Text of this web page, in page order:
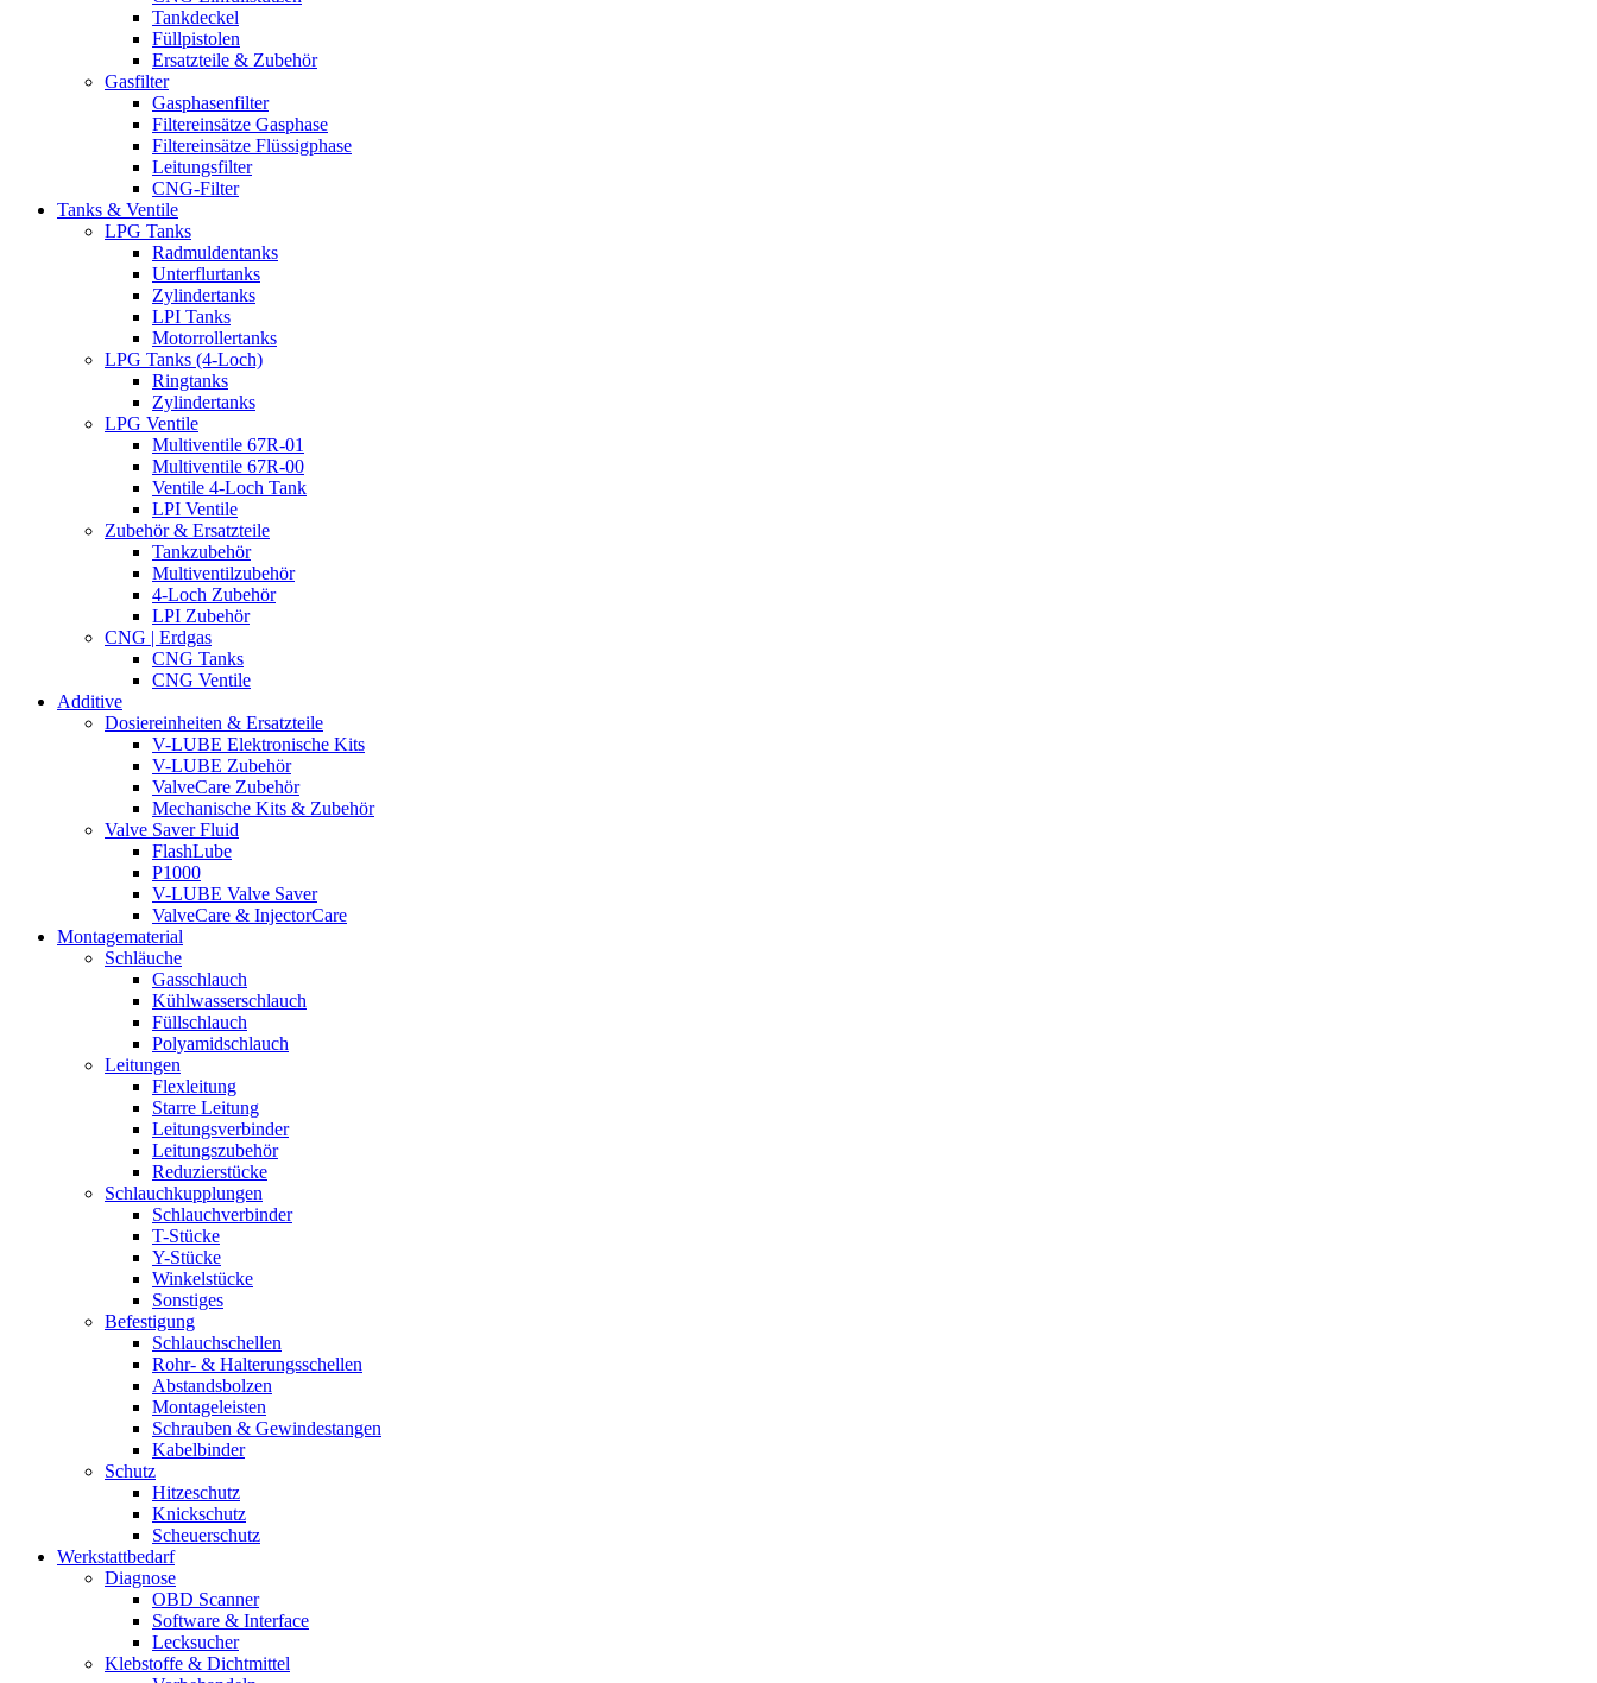
Tankdeckel
Füllpistolen
Ersatzteile & Zubehör
Gasfilter
Gasphasenfilter
Filtereinsätze Gasphase
Filtereinsätze Flüssigphase
Leitungsfilter
CNG-Filter
Tanks & Ventile
LPG Tanks
Radmuldentanks
Unterflurtanks
Zylindertanks
LPI Tanks
Motorrollertanks
LPG Tanks (4-Loch)
Ringtanks
Zylindertanks
LPG Ventile
Multiventile 67R-01
Multiventile 67R-00
Ventile 4-Loch Tank
LPI Ventile
Zubehör & Ersatzteile
Tankzubehör
Multiventilzubehör
4-Loch Zubehör
LPI Zubehör
CNG | Erdgas
CNG Tanks
CNG Ventile
Additive
Dosiereinheiten & Ersatzteile
V-LUBE Elektronische Kits
V-LUBE Zubehör
ValveCare Zubehör
Mechanische Kits & Zubehör
Valve Saver Fluid
FlashLube
P1000
V-LUBE Valve Saver
ValveCare & InjectorCare
Montagematerial
Schläuche
Gasschlauch
Kühlwasserschlauch
Füllschlauch
Polyamidschlauch
Leitungen
Flexleitung
Starre Leitung
Leitungsverbinder
Leitungszubehör
Reduzierstücke
Schlauchkupplungen
Schlauchverbinder
T-Stücke
Y-Stücke
Winkelstücke
Sonstiges
Befestigung
Schlauchschellen
Rohr- & Halterungsschellen
Abstandsbolzen
Montageleisten
Schrauben & Gewindestangen
Kabelbinder
Schutz
Hitzeschutz
Knickschutz
Scheuerschutz
Werkstattbedarf
Diagnose
OBD Scanner
Software & Interface
Lecksucher
Klebstoffe & Dichtmittel